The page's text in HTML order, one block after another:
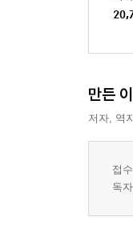
만든
저자, 역
접
독